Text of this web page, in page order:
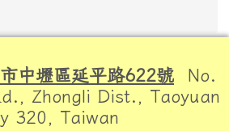
中壢區延平路622號 No.
Zhongli Dist., Taoyuan
320, Taiwan